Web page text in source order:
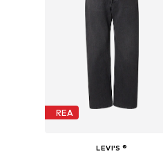
REA
LEVI'S ®